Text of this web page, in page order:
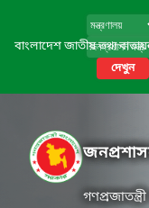
বাংলাদেশ জাতীয় তথ্য
দেখুন